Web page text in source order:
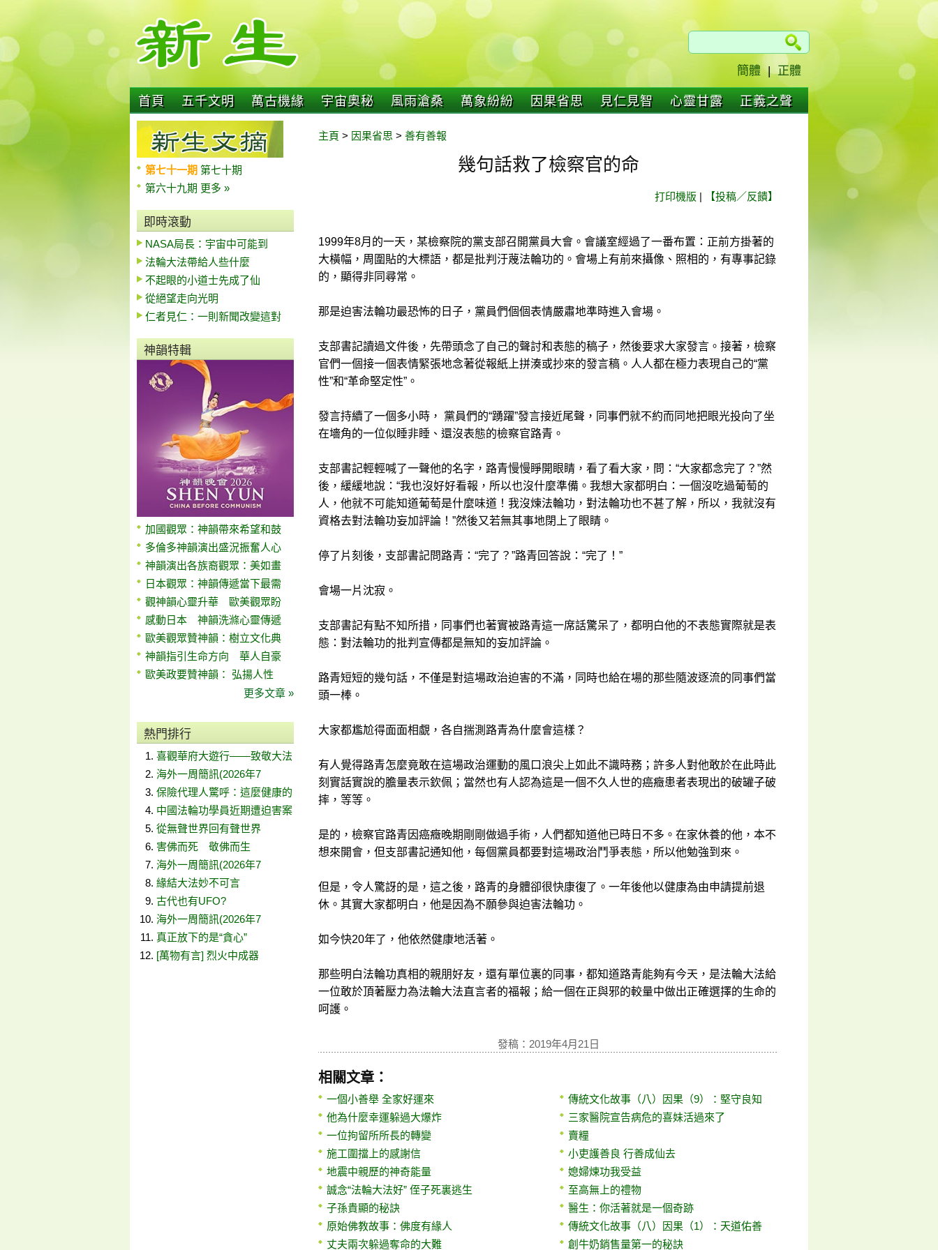
簡體 | 正體
首頁 五千文明 萬古機緣 宇宙奧秘 風雨滄桑 萬象紛紛 因果省思 見仁見智 心靈甘露 正義之聲
第七十一期 第七十期
第六十九期 更多 »
即時滾動
NASA局長：宇宙中可能到
法輪大法帶給人些什麼
不起眼的小道士先成了仙
從絕望走向光明
仁者見仁：一則新聞改變這對
神韻特輯
加國觀眾：神韻帶來希望和鼓
多倫多神韻演出盛況振奮人心
神韻演出各族裔觀眾：美如畫
日本觀眾：神韻傳遞當下最需
觀神韻心靈升華 歐美觀眾盼
感動日本 神韻洗滌心靈傳遞
歐美觀眾贊神韻：樹立文化典
神韻指引生命方向 華人自豪
歐美政要贊神韻： 弘揚人性
更多文章 »
熱門排行
喜觀華府大遊行——致敬大法
海外一周簡訊(2026年7
保險代理人驚呼：這麼健康的
中國法輪功學員近期遭迫害案
從無聲世界回有聲世界
害佛而死 敬佛而生
海外一周簡訊(2026年7
緣結大法妙不可言
古代也有UFO?
海外一周簡訊(2026年7
真正放下的是“貪心”
[萬物有言] 烈火中成器
主頁 > 因果省思 > 善有善報
幾句話救了檢察官的命
打印機版 | 【投稿／反饋】
1999年8月的一天，某檢察院的黨支部召開黨員大會。會議室經過了一番布置：正前方掛著的
大橫幅，周圍貼的大標語，都是批判汙蔑法輪功的。會場上有前來攝像、照相的，有專事記錄
的，顯得非同尋常。
那是迫害法輪功最恐怖的日子，黨員們個個表情嚴肅地準時進入會場。
支部書記讀過文件後，先帶頭念了自己的聲討和表態的稿子，然後要求大家發言。接著，檢察
官們一個接一個表情緊張地念著從報紙上拼湊或抄來的發言稿。人人都在極力表現自己的“黨
性”和“革命堅定性”。
發言持續了一個多小時， 黨員們的“踴躍”發言接近尾聲，同事們就不約而同地把眼光投向了坐
在墻角的一位似睡非睡、還沒表態的檢察官路青。
支部書記輕輕喊了一聲他的名字，路青慢慢睜開眼睛，看了看大家，問：“大家都念完了？”然
後，緩緩地說：“我也沒好好看報，所以也沒什麼準備。我想大家都明白：一個沒吃過葡萄的
人，他就不可能知道葡萄是什麼味道！我沒煉法輪功，對法輪功也不甚了解，所以，我就沒有
資格去對法輪功妄加評論！”然後又若無其事地閉上了眼睛。
停了片刻後，支部書記問路青：“完了？”路青回答說：“完了！”
會場一片沈寂。
支部書記有點不知所措，同事們也著實被路青這一席話驚呆了，都明白他的不表態實際就是表
態：對法輪功的批判宣傳都是無知的妄加評論。
路青短短的幾句話，不僅是對這場政治迫害的不滿，同時也給在場的那些隨波逐流的同事們當
頭一棒。
大家都尷尬得面面相覷，各自揣測路青為什麼會這樣？
有人覺得路青怎麼竟敢在這場政治運動的風口浪尖上如此不識時務；許多人對他敢於在此時此
刻實話實說的膽量表示欽佩；當然也有人認為這是一個不久人世的癌癥患者表現出的破罐子破
摔，等等。
是的，檢察官路青因癌癥晚期剛剛做過手術，人們都知道他已時日不多。在家休養的他，本不
想來開會，但支部書記通知他，每個黨員都要對這場政治鬥爭表態，所以他勉強到來。
但是，令人驚訝的是，這之後，路青的身體卻很快康復了。一年後他以健康為由申請提前退
休。其實大家都明白，他是因為不願參與迫害法輪功。
如今快20年了，他依然健康地活著。
那些明白法輪功真相的親朋好友，還有單位裏的同事，都知道路青能夠有今天，是法輪大法給
一位敢於頂著壓力為法輪大法直言者的福報；給一個在正與邪的較量中做出正確選擇的生命的
呵護。
發稿：2019年4月21日
相關文章：
一個小善舉 全家好運來
他為什麼幸運躲過大爆炸
一位拘留所所長的轉變
施工圍擋上的感謝信
地震中親歷的神奇能量
誠念“法輪大法好” 侄子死裏逃生
子孫貴顯的秘訣
原始佛教故事：佛度有緣人
丈夫兩次躲過奪命的大難
傳統文化故事（八）因果（9）：堅守良知
三家醫院宣告病危的喜妹活過來了
賣糧
小吏護善良 行善成仙去
媳婦煉功我受益
至高無上的禮物
醫生：你活著就是一個奇跡
傳統文化故事（八）因果（1）：天道佑善
創牛奶銷售量第一的秘訣